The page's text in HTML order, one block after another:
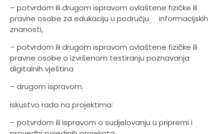
– potvrdom ili drugom ispravom ovlaštene fizičke ili
pravne osobe za edukaciju u području informacijskih
znanosti,
– potvrdom ili drugom ispravom ovlaštene fizičke ili
pravne osobe o izvršenom testiranju poznavanja
digitalnih vještina
– drugom ispravom.
iskustvo rada na projektima:
– potvrdom ili ispravom o sudjelovanju u pripremi i